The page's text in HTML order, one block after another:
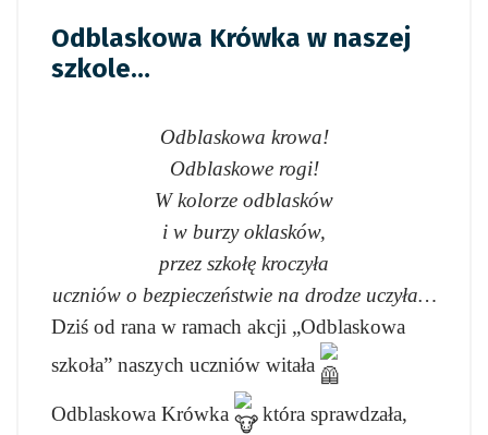
Odblaskowa Krówka w naszej
szkole…
Odblaskowa krowa!
Odblaskowe rogi!
W kolorze odblasków
i w burzy oklasków,
przez szkołę kroczyła
uczniów o bezpieczeństwie na drodze uczyła…
Dziś od rana w ramach akcji „Odblaskowa
szkoła” naszych uczniów witała
Odblaskowa Krówka
, która sprawdzała,